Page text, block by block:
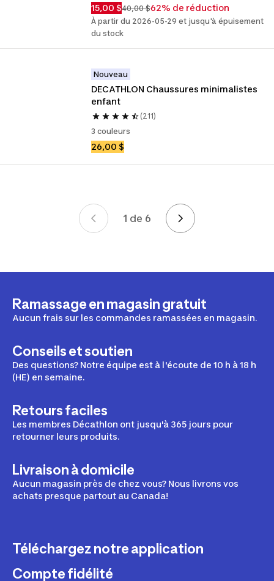
15,00 $40,00 $62% de réduction
À partir du 2026-05-29 et jusqu'à épuisement
du stock
Nouveau
DECATHLON Chaussures minimalistes
enfant
(211)
3 couleurs
26,00 $
1 de 6Page 1 de 6
Ramassage en magasin gratuit
Aucun frais sur les commandes ramassées en magasin.
Conseils et soutien
Des questions? Notre équipe est à l'écoute de 10 h à 18 h
(HE) en semaine.
Retours faciles
Les membres Décathlon ont jusqu'à 365 jours pour
retourner leurs produits.
Livraison à domicile
Aucun magasin près de chez vous? Nous livrons vos
achats presque partout au Canada!
Téléchargez notre application
Compte fidélité